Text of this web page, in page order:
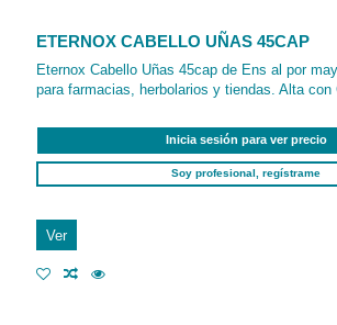
ETERNOX CABELLO UÑAS 45CAP
Eternox Cabello Uñas 45cap de Ens al por
para farmacias, herbolarios y tiendas. Alta con
Inicia sesión para ver precio
Soy profesional, regístrame
Ver